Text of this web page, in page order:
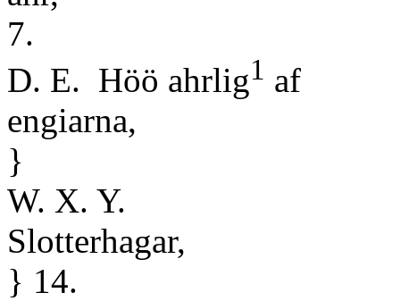
7.
D. E. Höö ahrlig1 af
}
W. X. Y.
} 14.